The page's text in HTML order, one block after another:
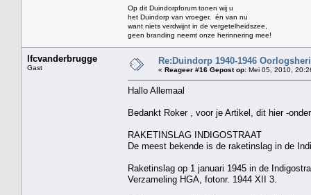
Op dit Duindorpforum tonen wij u
het Duindorp van vroeger, én van nu
want niets verdwijnt in de vergetelheidszee,
geen branding neemt onze herinnering mee!
lfcvanderbrugge
Gast
Re:Duindorp 1940-1946
« Reageer #16 Gepost op: Mei 05, 2010,
Hallo Allemaal
Bedankt Roker , voor je Artikel, dit hier -
RAKETINSLAG INDIGOSTRAAT
De meest bekende is de raketinslag in de
Raketinslag op 1 januari 1945 in de
Verzameling HGA, fotonr. 1944 XII 3.